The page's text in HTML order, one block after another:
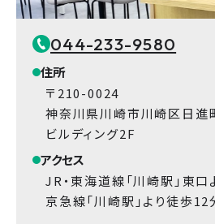
044-233-9580
住所
〒210-0024
神奈川県川崎市川崎区日
ビルディング2F
アクセス
JR・東海道線「川崎駅」東
京急線「川崎駅」より徒歩12